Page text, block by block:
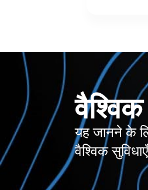
यह जानने के
वैश्विक